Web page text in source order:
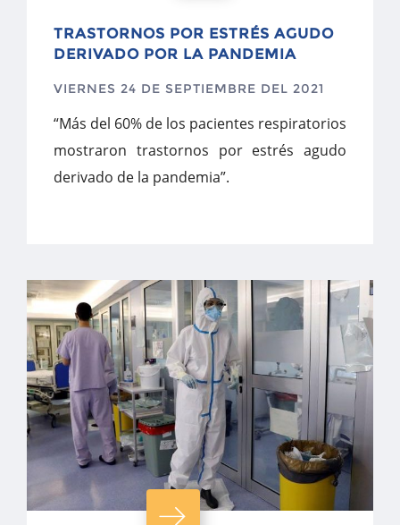
TRASTORNOS POR ESTRÉS AGUDO
DERIVADO POR LA PANDEMIA
VIERNES 24 DE SEPTIEMBRE DEL 2021
“Más del 60% de los pacientes respiratorios
mostraron trastornos por estrés agudo
derivado de la pandemia”.